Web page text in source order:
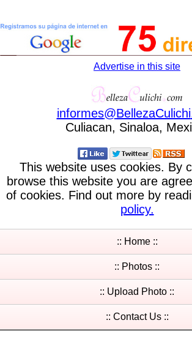
Advertise in this site
informes@BellezaCulichi
Culiacan, Sinaloa,
This website uses cookies. By
browse this website you are
of cookies. Find out more by
policy.
:: Home ::
:: Photos ::
:: Upload Photo ::
:: Contact Us ::